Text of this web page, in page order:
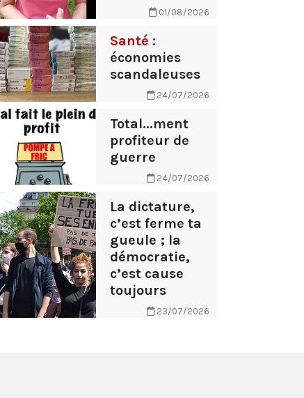
01/08/2026
Santé :
économies
scandaleuses
24/07/2026
Total...ment
profiteur de
guerre
24/07/2026
La dictature,
c’est ferme ta
gueule ; la
démocratie,
c’est cause
toujours
23/07/2026